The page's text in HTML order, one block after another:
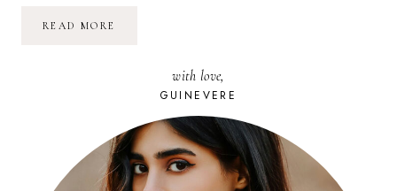
READ MORE
STUDIO
PAR
“LE
BONHEUR
DES
GENS”
with love,
GUINEVERE